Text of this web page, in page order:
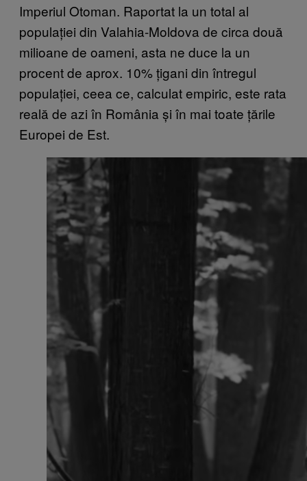
Imperiul Otoman. Raportat la un total al
populației din Valahia-Moldova de circa două
milioane de oameni, asta ne duce la un
procent de aprox. 10% țigani din întregul
populației, ceea ce, calculat empiric, este rata
reală de azi în România și în mai toate țările
Europei de Est.